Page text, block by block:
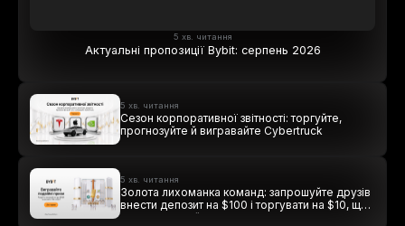
5 хв. читання
Актуальні пропозиції Bybit: серпень 2026
5 хв. читання
Сезон корпоративної звітності: торгуйте,
прогнозуйте й вигравайте Cybertruck
5 хв. читання
Золота лихоманка команд: запрошуйте друзів
внести депозит на $100 і торгувати на $10, щоб
виграти подвійні винагороди